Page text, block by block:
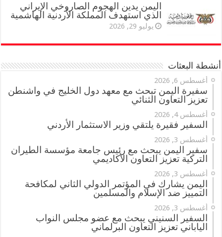
اليمن يدين الهجوم الصاروخي الإيراني
الذي استهدف المملكة الأردنية الهاشمية
يوليو 29, 2026
أنشطة البعثات
أغسطس 6, 2026
سفيرة اليمن تبحث مع معهد دول الخليج في واشنطن
تعزيز التعاون الثنائي
أغسطس 4, 2026
السفير فقيرة يلتقي وزير الاستثمار الأردني
أغسطس 3, 2026
سفير اليمن يبحث مع رئيس جامعة مؤسسة الطيران
التركية تعزيز التعاون الأكاديمي
أغسطس 3, 2026
اليمن يشارك في المؤتمر الدولي الثاني لمكافحة
التمييز ضد الإسلام والمسلمين
أغسطس 3, 2026
السفير السنيني يبحث مع عضو مجلس النواب
الياباني تعزيز التعاون البرلماني